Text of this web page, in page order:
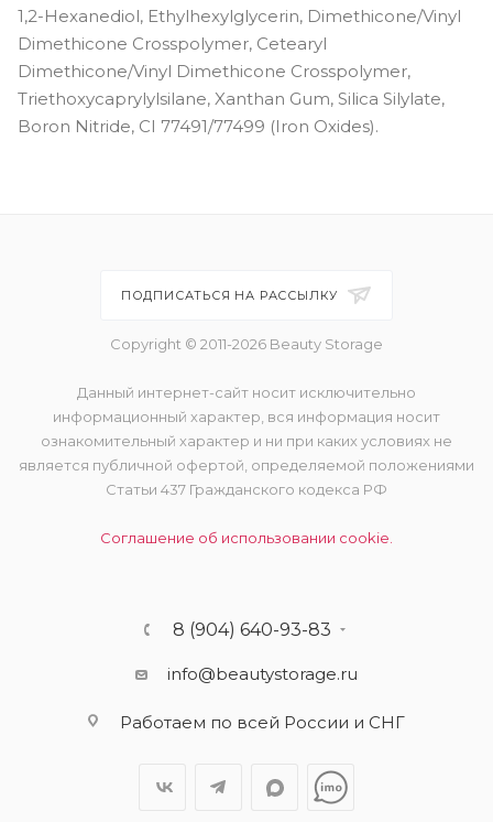
1,2-Hexanediol, Ethylhexylglycerin, Dimethicone/Vinyl
Dimethicone Crosspolymer, Cetearyl
Dimethicone/Vinyl Dimethicone Crosspolymer,
Triethoxycaprylylsilane, Xanthan Gum, Silica Silylate,
Boron Nitride, CI 77491/77499 (Iron Oxides).
ПОДПИСАТЬСЯ НА РАССЫЛКУ
Copyright © 2011-2026 Beauty Storage
Данный интернет-сайт носит исключительно
информационный характер, вся информация носит
ознакомительный характер и ни при каких условиях не
является публичной офертой, определяемой положениями
Статьи 437 Гражданского кодекса РФ
Соглашение об использовании cookie.
8 (904) 640-93-83
info@beautystorage.ru
Работаем по всей России и СНГ